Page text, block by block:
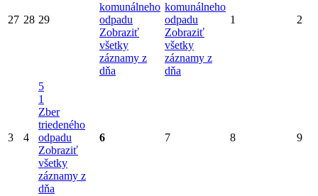
27 28 29
komunálneho
odpadu
Zobraziť
všetky
záznamy z
dňa
komunálneho
odpadu
Zobraziť
všetky
záznamy z
dňa
1 2
3 4
5
1
Zber
triedeného
odpadu
Zobraziť
všetky
záznamy z
dňa
6 7 8 9